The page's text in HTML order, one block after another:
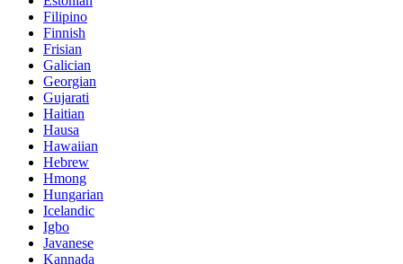
Filipino
Finnish
Frisian
Galician
Georgian
Gujarati
Haitian
Hausa
Hawaiian
Hebrew
Hmong
Hungarian
Icelandic
Igbo
Javanese
Kannada